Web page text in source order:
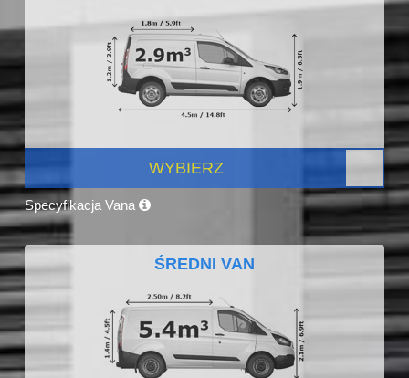
WYBIERZ
Specyfikacja Vana
ŚREDNI VAN